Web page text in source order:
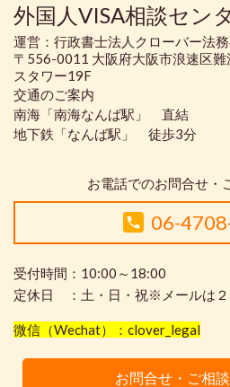
外国人VISA相談セン
運営：行政書士法人クローバー法
〒556-0011 大阪府大阪市浪速区
スタワー19F
交通のご案内
南海「南海なんば駅」 直結
地下鉄「なんば駅」 徒歩3分
お電話でのお問合せ・
06-
受付時間：10:00～18:00
定休日 ：土・日・祝※メールは２
微信（Wechat）：clover_legal
お問合せ・ご相